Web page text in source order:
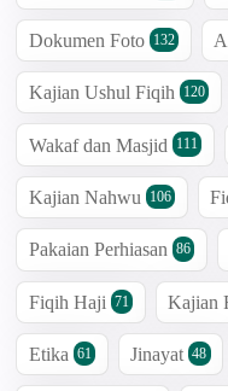
Dokumen Foto 132
Kajian Ushul Fiqih 120
Wakaf dan Masjid 111
Kajian Nahwu 106
Pakaian Perhiasan 86
Fiqih Haji 71 Kajian
Etika 61 Jinayat 48